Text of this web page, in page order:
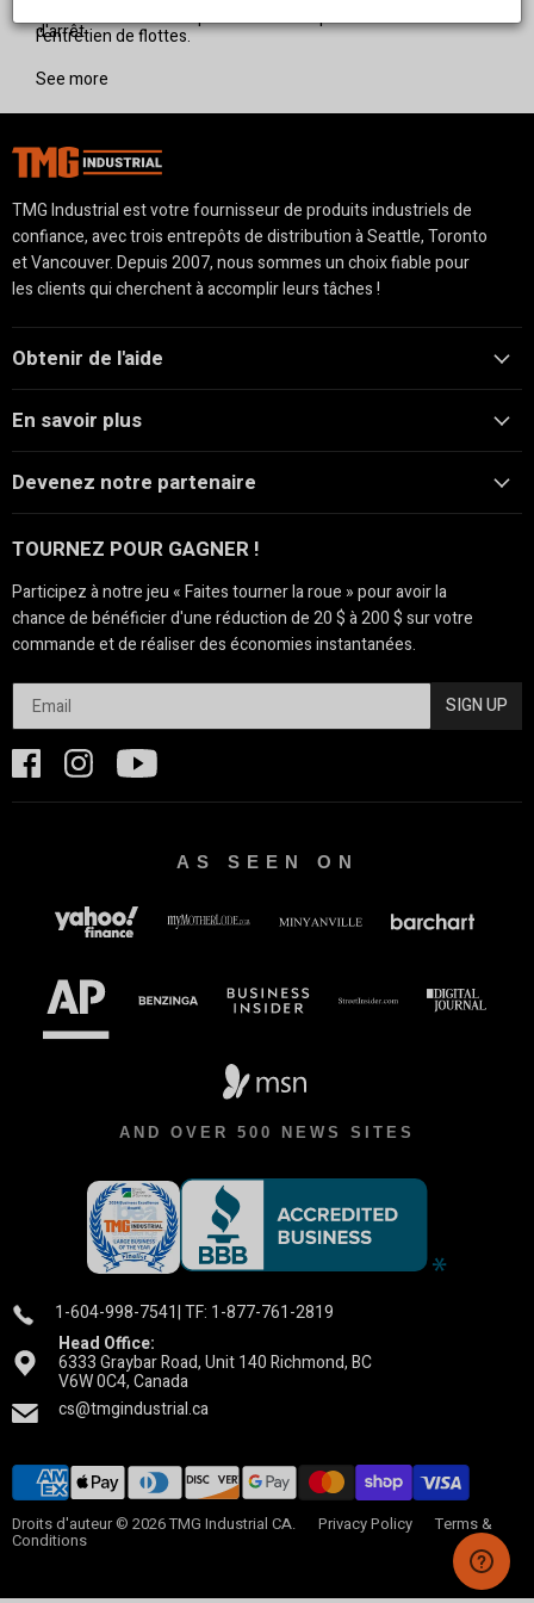
en fait un choix fiable pour les ateliers professionnels et
l'entretien de flottes.
d'arrêt.
See more
TMG Industrial est votre fournisseur de produits industriels de
confiance, avec trois entrepôts de distribution à Seattle, Toronto
et Vancouver. Depuis 2007, nous sommes un choix fiable pour
les clients qui cherchent à accomplir leurs tâches !
Obtenir de l'aide
En savoir plus
Devenez notre partenaire
TOURNEZ POUR GAGNER !
Participez à notre jeu « Faites tourner la roue » pour avoir la
chance de bénéficier d'une réduction de 20 $ à 200 $ sur votre
commande et de réaliser des économies instantanées.
SIGN UP
AS SEEN ON
AND OVER 500 NEWS SITES
1-604-998-7541| TF: 1-877-761-2819
Head Office:
6333 Graybar Road, Unit 140 Richmond, BC
V6W 0C4, Canada
cs@tmgindustrial.ca
Droits d'auteur © 2026 TMG Industrial CA. Privacy Policy Terms &
Conditions